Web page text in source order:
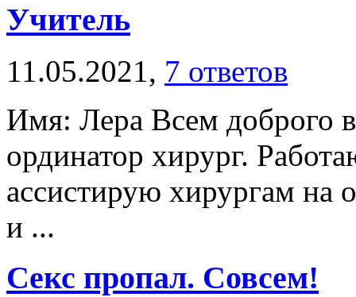
Учитель
11.05.2021, 7 ответов
Имя: Лера Всем доброго
ординатор хирург.
ассистирую хирургам на
и ...
Секс пропал. Совсем!